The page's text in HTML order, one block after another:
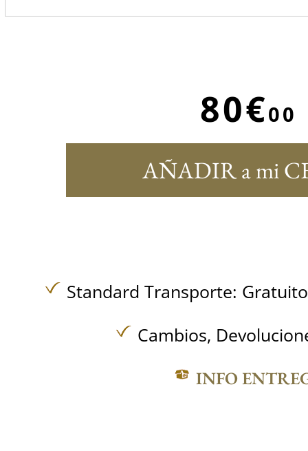
80€00
AÑADIR a mi
Standard Transporte:
Cambios,
INFO